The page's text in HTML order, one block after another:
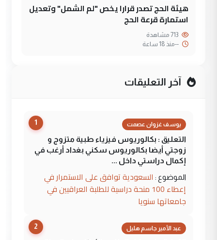
هيئة الحج تصدر قرارا يخص "لم الشمل" وتعديل
استمارة قرعة الحج
--منذ 18 ساعة
آخر التعليقات
1 يوسف غزوان عصمت
التعليق : بكالوريوس فيزياء طبية متزوج و
زوجتي أيضا بكالوريوس سكني بغداد أرغب في
إكمال دراستي داخل ...
الموضوع : السعودية توافق على الاستمرار في
إعطاء 100 منحة دراسية للطلبة العراقيين في
جامعاتها سنويا
2 عبد الأمير جاسم هليل